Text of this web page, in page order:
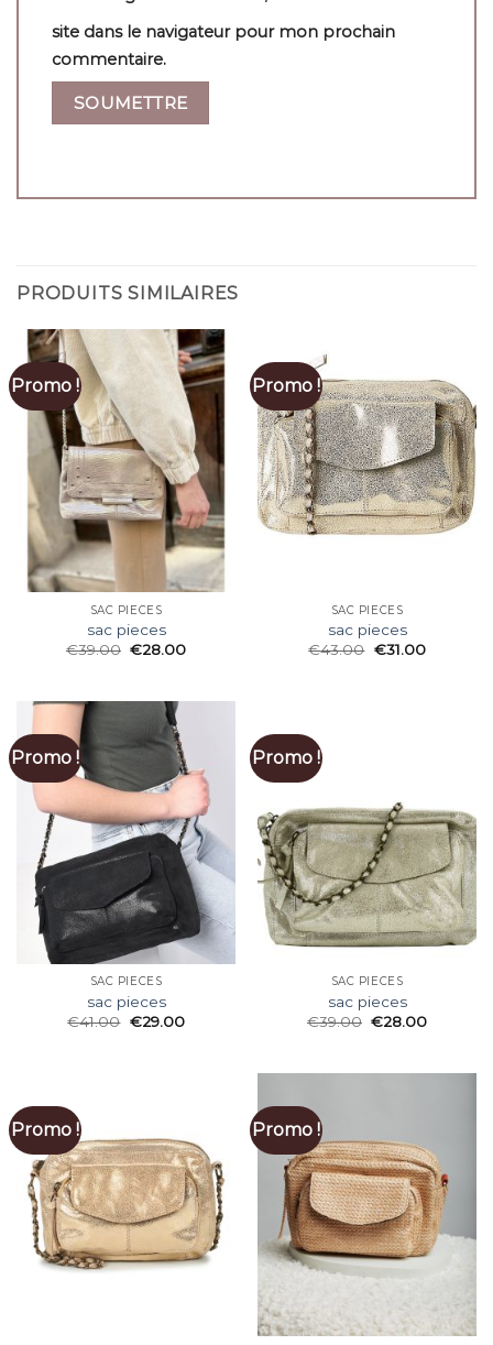
site dans le navigateur pour mon prochain
commentaire.
PRODUITS SIMILAIRES
Promo !
SAC PIECES
sac pieces
€39.00 €28.00
Promo !
SAC PIECES
sac pieces
€43.00 €31.00
Promo !
SAC PIECES
sac pieces
€41.00 €29.00
Promo !
SAC PIECES
sac pieces
€39.00 €28.00
Promo ! Promo !